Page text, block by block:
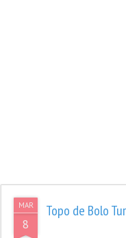
MAR
8
Topo de Bolo